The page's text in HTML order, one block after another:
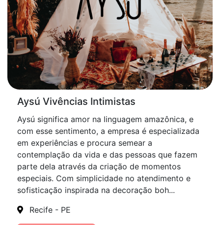
Aysú Vivências Intimistas
Aysú significa amor na linguagem amazônica, e
com esse sentimento, a empresa é especializada
em experiências e procura semear a
contemplação da vida e das pessoas que fazem
parte dela através da criação de momentos
especiais. Com simplicidade no atendimento e
sofisticação inspirada na decoração boh...
Recife - PE